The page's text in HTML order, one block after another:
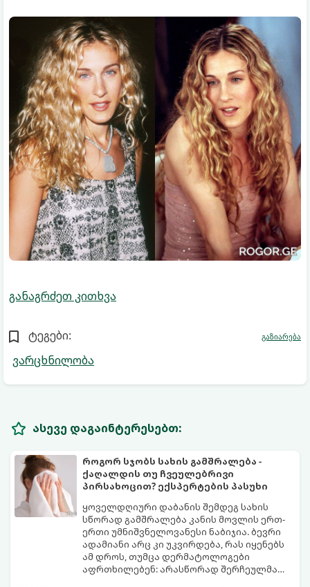
განაგრძეთ კითხვა
ტეგები:
ვარცხნილობა
გაზიარება
ასევე დაგაინტერესებთ:
როგორ სჯობს სახის გამშრალება -
ქაღალდის თუ ჩვეულებრივი
პირსახოცით? ექსპერტების პასუხი
ყოველდღიური დაბანის შემდეგ სახის
სწორად გამშრალება კანის მოვლის ერთ-
ერთი უმნიშვნელოვანესი ნაბიჯია. ბევრი
ადამიანი არც კი უკვირდება, რას იყენებს
ამ დროს, თუმცა დერმატოლოგები
აფრთხილებენ: არასწორად შერჩეულმა